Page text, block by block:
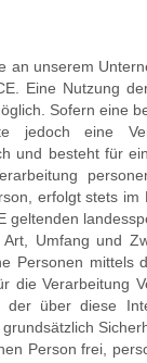
an unserem
Eine Nutzung
Sofern eine
jedoch eine
und besteht für
erfolgt stets
geltenden
Umfang und
Personen mittels
die Verarbeitung
über diese
Person frei,